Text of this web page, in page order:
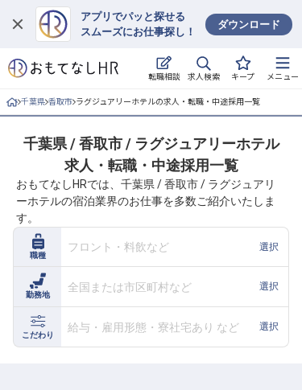
アプリでパッと探せる
スムーズにお仕事探し！
ダウンロード
転職相談 求人検索 キープ メニュー
ログイン
求人・施設を探す
就職・転職 合同説明会
おもてなしHRについて
ご利用の流れ
よくある質問
ホテル・宿泊業界情報コラム
千葉県 香取市 ラグジュアリーホテルの求人・転職・中途採用一覧
千葉県 / 香取市 / ラグジュアリーホテル
求人・転職・中途採用一覧
おもてなしHRでは、千葉県 / 香取市 / ラグジュアリ
ーホテルの宿泊業界のお仕事を多数ご紹介いたしま
す。
職種
フロント・料飲など 選択
勤務地
全国または市区町村など 選択
こだわり
給与・雇用形態・寮社宅あり など 選択